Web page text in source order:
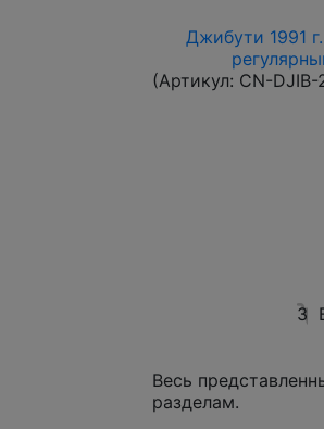
Джибути 1991
(Артикул: CN-DJIB-
3
Весь
разделам.